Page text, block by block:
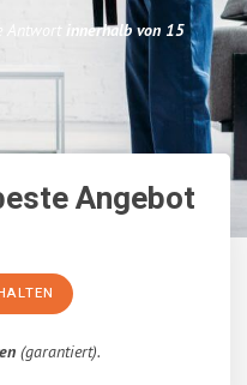
Antwort
innerhalb von 15
Angebot
(garantiert).